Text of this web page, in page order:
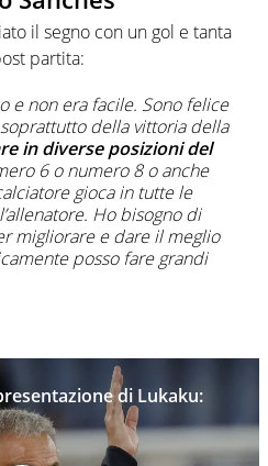
il segno con un gol e tanta
partita:
e non era facile. Sono felice
della vittoria della
in diverse posizioni del
6 o numero 8 o anche
gioca in tutte le
Ho bisogno di
migliorare e dare il meglio
posso fare grandi
di Lukaku: